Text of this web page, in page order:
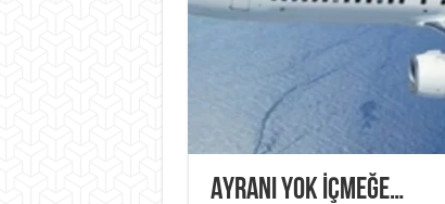
AYRANI YOK İÇMEĞE…